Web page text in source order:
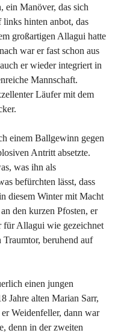
ein Manöver, das sich
links hinten anbot, das
großartigen Allagui hatte
war er fast schon aus
er wieder integriert in
Mannschaft.
Läufer mit dem
einem Ballgewinn gegen
Antritt absetzte.
was ihn als
befürchten lässt, dass
diesem Winter mit Macht
den kurzen Pfosten, er
für Allagui wie gezeichnet
beruhend auf
einen jungen
Jahre alten Marian Sarr,
Weidenfeller, dann war
denn in der zweiten